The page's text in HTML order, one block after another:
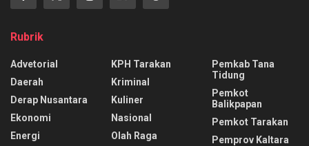
Rubrik
Advetorial
Daerah
Derap Nusantara
Ekonomi
Energi
KPH Tarakan
Kriminal
Kuliner
Nasional
Olah Raga
Pemkab Tana
Tidung
Pemkot
Balikpapan
Pemkot Tarakan
Pemprov Kaltara